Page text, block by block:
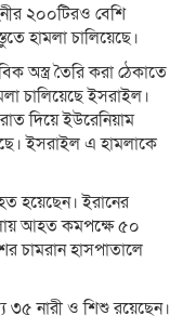
২০০টিরও বেশি
হামলা চালিয়েছে।
অস্ত্র তৈরি করা ঠেকাতে
চালিয়েছে ইসরাইল।
দিয়ে ইউরেনিয়াম
ইসরাইল এ হামলাকে
হয়েছেন। ইরানের
আহত কমপক্ষে ৫০
চামরান হাসপাতালে
৩৫ নারী ও শিশু রয়েছেন।